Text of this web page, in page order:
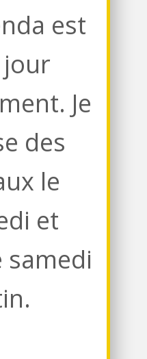
est
jour
Je
des
le
et